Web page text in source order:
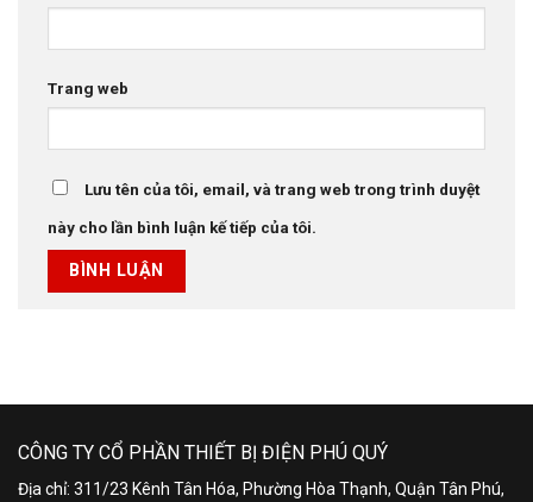
Trang web
Lưu tên của tôi, email, và trang web trong trình duyệt
này cho lần bình luận kế tiếp của tôi.
CÔNG TY CỔ PHẦN THIẾT BỊ ĐIỆN PHÚ QUÝ
Địa chỉ: 311/23 Kênh Tân Hóa, Phường Hòa Thạnh, Quận Tân Phú,